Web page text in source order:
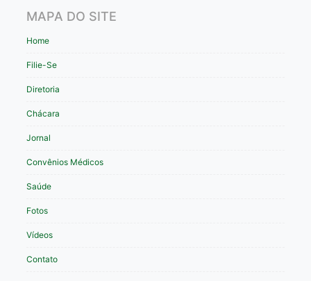
MAPA DO SITE
Home
Filie-Se
Diretoria
Chácara
Jornal
Convênios Médicos
Saúde
Fotos
Vídeos
Contato